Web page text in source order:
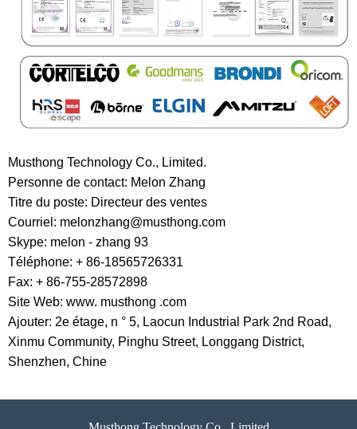
Musthong Technology Co., Limited.
Personne de contact: Melon Zhang
Titre du poste: Directeur des ventes
Courriel: melonzhang@musthong.com
Skype: melon - zhang 93
Téléphone: + 86-18565726331
Fax: + 86-755-28572898
Site Web: www. musthong .com
Ajouter: 2e étage, n ° 5, Laocun Industrial Park 2nd Road,
Xinmu Community, Pinghu Street, Longgang District,
Shenzhen, Chine